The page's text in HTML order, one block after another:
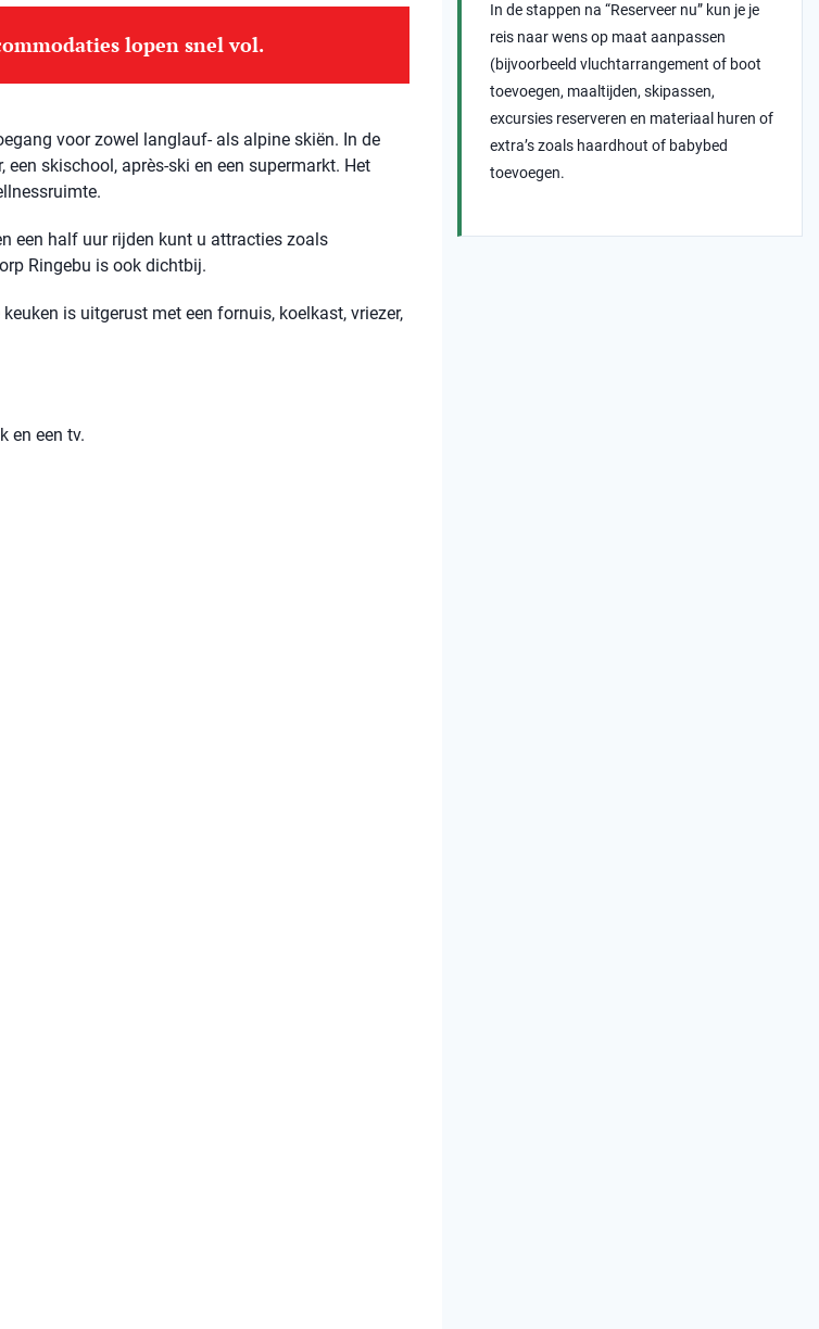
lopen snel vol.
voor zowel langlauf- als alpine skiën. In de
skischool, après-ski en een supermarkt. Het
een half uur rijden kunt u attracties zoals
Ringebu is ook dichtbij.
is uitgerust met een fornuis, koelkast, vriezer,
en een tv.
In de stappen na “Reserveer nu” kun je je
reis naar wens op maat aanpassen
(bijvoorbeeld vluchtarrangement of boot
toevoegen, maaltijden, skipassen,
excursies reserveren en materiaal huren of
extra’s zoals haardhout of babybed
toevoegen.